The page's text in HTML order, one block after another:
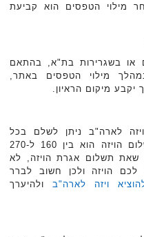
מילוי הטפסים הוא קביעת
או בשגרירות בת"א, בהתאם
מילוי הטפסים באתר,
מיקום הראיון.
לארה"ב ניתן לשלם בכל
הסניפים של בנק הדואר. גובה תשלום הויזה הוא בין 160 ל-270
שאת תשלום אגרת הויזה, לא
הויזה ולכן חשוב לברר
ויזה לארה"בולהיערך